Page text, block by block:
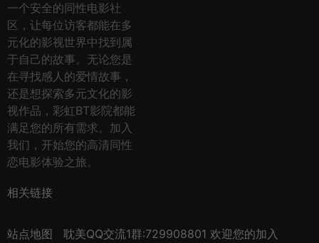
一个安全的同性电影社
区，让每位访客都能在多
元化的影视世界中找到属
于自己的故事。无论您是
在寻找感人的爱情故事，
还是想探索多元文化的影
视作品，彩虹BT影院都能
满足您的所有需求。加入
我们，开始您的高清同性
恋电影体验之旅。
相关链接
站点地图 耽美QQ交流1群:729908801 欢迎您的加入